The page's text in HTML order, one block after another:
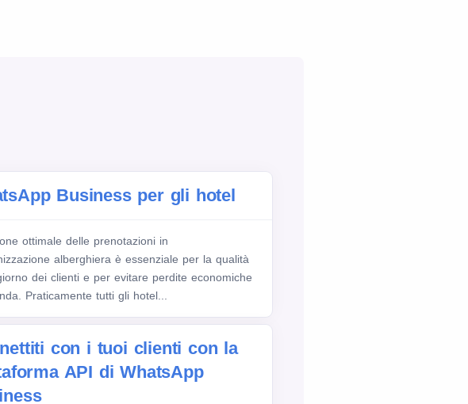
Business per gli hotel
ottimale delle prenotazioni in
alberghiera è essenziale per la qualità
dei clienti e per evitare perdite economiche
Praticamente tutti gli hotel...
con i tuoi clienti con la
API di WhatsApp